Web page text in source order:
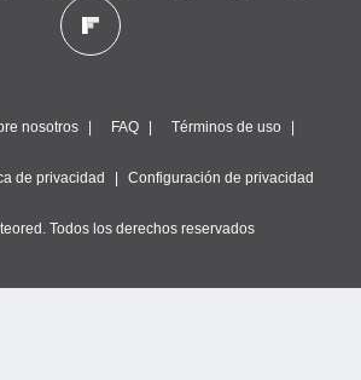
nosotros FAQ Términos de uso
de privacidad Configuración de privacidad
Todos los derechos reservados